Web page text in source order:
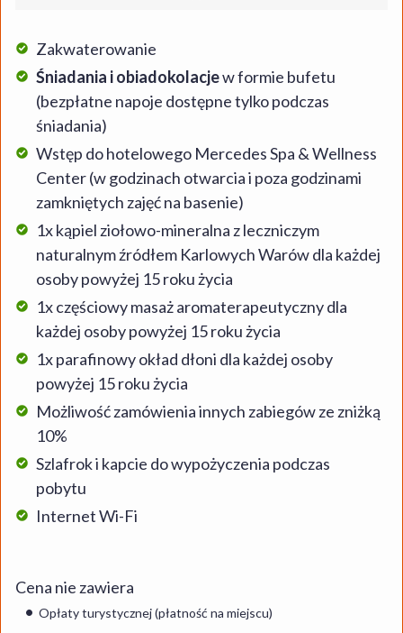
Zakwaterowanie
Śniadania i obiadokolacjew formie bufetu
(bezpłatne napoje dostępne tylko podczas
śniadania)
Wstęp do hotelowego Mercedes Spa & Wellness
Center (w godzinach otwarcia i poza godzinami
zamkniętych zajęć na basenie)
1x kąpiel ziołowo-mineralna z leczniczym
naturalnym źródłem Karlowych Warów dla każdej
osoby powyżej 15 roku życia
1x częściowy masaż aromaterapeutyczny dla
każdej osoby powyżej 15 roku życia
1x parafinowy okład dłoni dla każdej osoby
powyżej 15 roku życia
Możliwość zamówienia innych zabiegów ze zniżką
10%
Szlafrok i kapcie do wypożyczenia podczas
pobytu
Internet Wi-Fi
Cena nie zawiera
Opłaty turystycznej (płatność na miejscu)